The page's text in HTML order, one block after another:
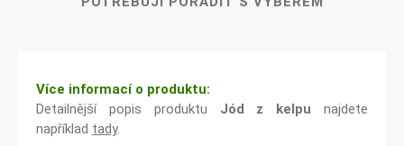
Více informací o produktu:
Detailnější popis produktu Jód z kelpu najdete
například tady.